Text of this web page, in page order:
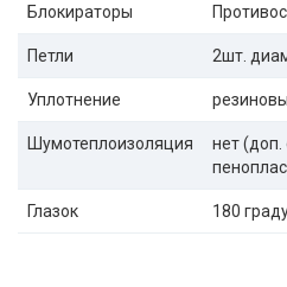
Блокираторы
Петли 2шт.
Уплотнение
Шумотеплоизоляция
нет
Глазок 180